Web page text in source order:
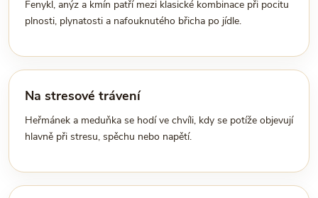
Fenykl, anýz a kmín patří mezi klasické kombinace při pocitu
plnosti, plynatosti a nafouknutého břicha po jídle.
Na stresové trávení
Heřmánek a meduňka se hodí ve chvíli, kdy se potíže objevují
hlavně při stresu, spěchu nebo napětí.